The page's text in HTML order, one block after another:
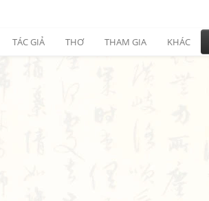
TÁC GIẢ THƠ THAM GIA KHÁC